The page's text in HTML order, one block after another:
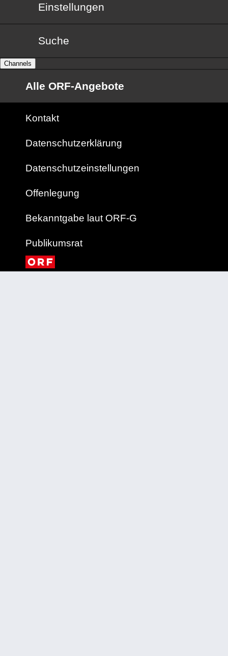
Einstellungen
Suche
Channels
Alle ORF-Angebote
Kontakt
Datenschutzerklärung
Datenschutzeinstellungen
Offenlegung
Bekanntgabe laut ORF-G
Publikumsrat